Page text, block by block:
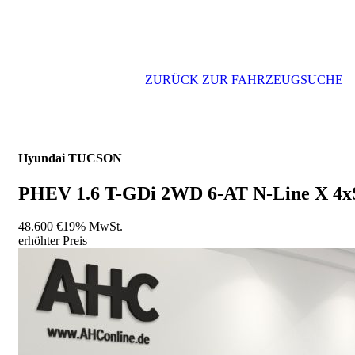
ZURÜCK ZUR FAHRZEUGSUCHE
Hyundai TUCSON
PHEV 1.6 T-GDi 2WD 6-AT N-Line X
48.600 €19% MwSt.
erhöhter Preis